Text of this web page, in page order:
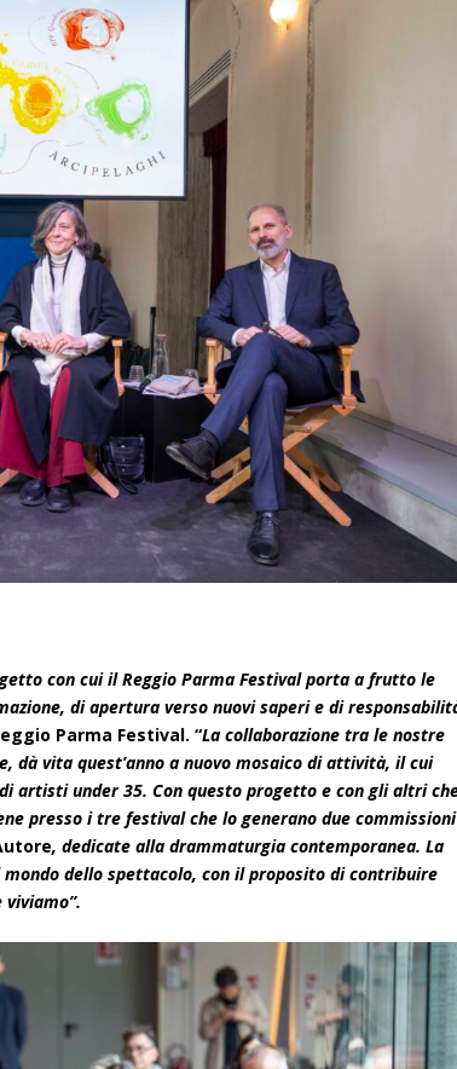
con cui il Reggio Parma Festival porta a frutto le
di apertura verso nuovi saperi e di
Parma Festival. “La collaborazione tra le nostre
dà vita quest’anno a nuovo mosaico di attività, il cui
artisti under 35. Con questo progetto e con gli altri
presso i tre festival che lo generano due commissioni
, dedicate alla drammaturgia contemporanea. La
dello spettacolo, con il proposito di contribuire